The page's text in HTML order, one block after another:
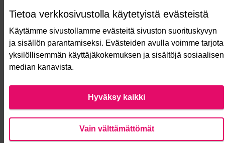
Tietoa verkkosivustolla käytetyistä evästeistä
Käytämme sivustollamme evästeitä sivuston suorituskyvyn
ja sisällön parantamiseksi. Evästeiden avulla voimme tarjota
yksilöllisemmän käyttäjäkokemuksen ja sisältöjä sosiaalisen
median kanavista.
Hyväksy kaikki
Vain välttämättömät
Näin äänestät Asukasbudjetissa
Asukasbudjetin vaiheet
Usein kysytyt kysymykset
Saavutettavuusseloste
Lataa avoimet datatiedostot
Evästeasetukset